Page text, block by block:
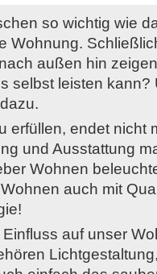
so wichtig wie
Wohnung.
außen hin
selbst leisten kann?
erfüllen, endet nicht
und Ausstattung
Wohnen
auch mit
auf unser